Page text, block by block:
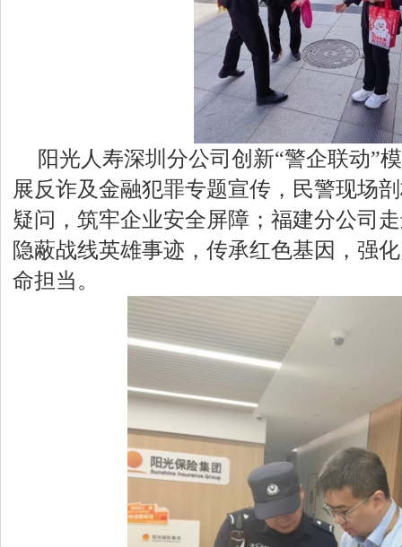
阳光人寿深圳分公司创新“警企联动”
展反诈及金融犯罪专题宣传，民警现场
疑问，筑牢企业安全屏障；福建分公司
隐蔽战线英雄事迹，传承红色基因，强
命担当。